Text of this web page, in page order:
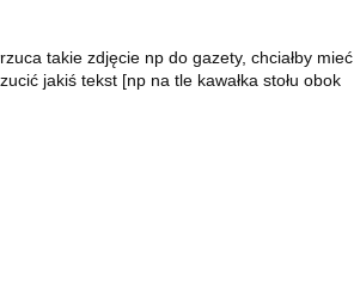
takie zdjęcie np do gazety, chciałby mieć
jakiś tekst [np na tle kawałka stołu obok